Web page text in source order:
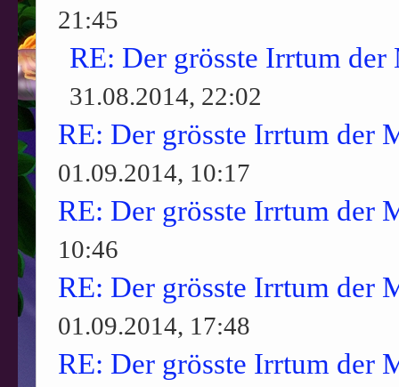
21:45
RE: Der grösste Irrtum der
31.08.2014, 22:02
RE: Der grösste Irrtum der
01.09.2014, 10:17
RE: Der grösste Irrtum der
10:46
RE: Der grösste Irrtum der
01.09.2014, 17:48
RE: Der grösste Irrtum der